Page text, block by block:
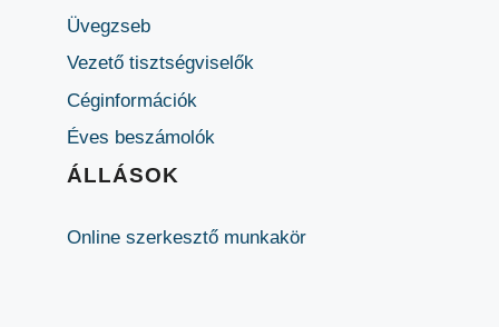
Üvegzseb
Vezető tisztségviselők
Céginformációk
Éves beszámolók
ÁLLÁSOK
Online szerkesztő munkakör